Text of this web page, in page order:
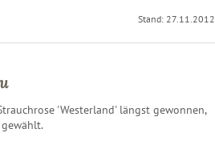
Stand: 27.11.2012
'Westerland' längst gewonnen,